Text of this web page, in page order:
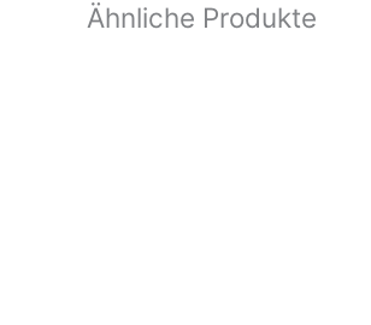
Ähnliche Produkte